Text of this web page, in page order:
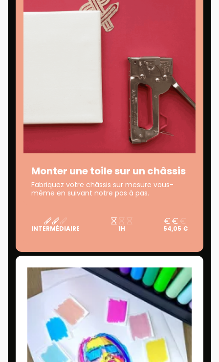
Monter une toile sur un châssis
Fabriquez votre châssis sur mesure vous-
même en suivant notre pas à pas.
INTERMÉDIAIRE 1H 54,05 €